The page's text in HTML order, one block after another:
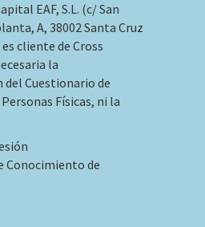
EAF, S.L. (c/ San
A, 38002 Santa Cruz
cliente de Cross
la
Cuestionario de
Físicas, ni la
Conocimiento de